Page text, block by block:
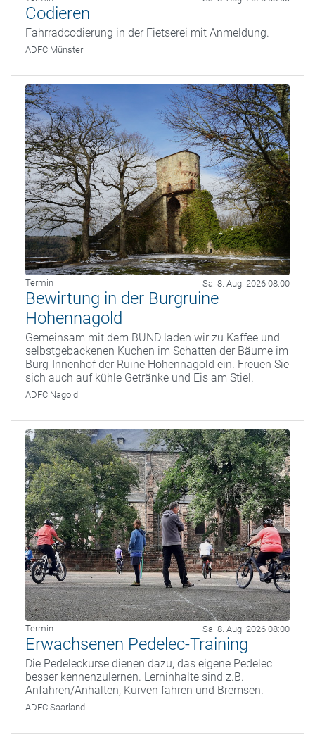
Codieren
Fahrradcodierung in der Fietserei mit Anmeldung.
ADFC Münster
Termin Sa. 8. Aug. 2026 08:00
Bewirtung in der Burgruine
Hohennagold
Gemeinsam mit dem BUND laden wir zu Kaffee und
selbstgebackenen Kuchen im Schatten der Bäume im
Burg-Innenhof der Ruine Hohennagold ein. Freuen Sie
sich auch auf kühle Getränke und Eis am Stiel.
ADFC Nagold
Termin Sa. 8. Aug. 2026 08:00
Erwachsenen Pedelec-Training
Die Pedeleckurse dienen dazu, das eigene Pedelec
besser kennenzulernen. Lerninhalte sind z.B.
Anfahren/Anhalten, Kurven fahren und Bremsen.
ADFC Saarland